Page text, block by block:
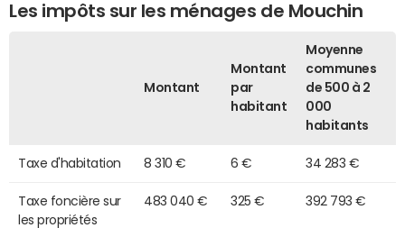
Les impôts sur les ménages de Mouchin
Montant
Montant
par
habitant
Moyenne
communes
de 500 à 2
000
habitants
Taxe d'habitation 8 310 € 6 € 34 283 €
Taxe foncière sur
les propriétés
483 040 € 325 € 392 793 €